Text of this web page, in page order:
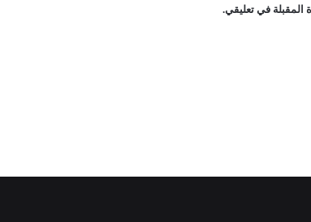
المقبلة في تعليقي.